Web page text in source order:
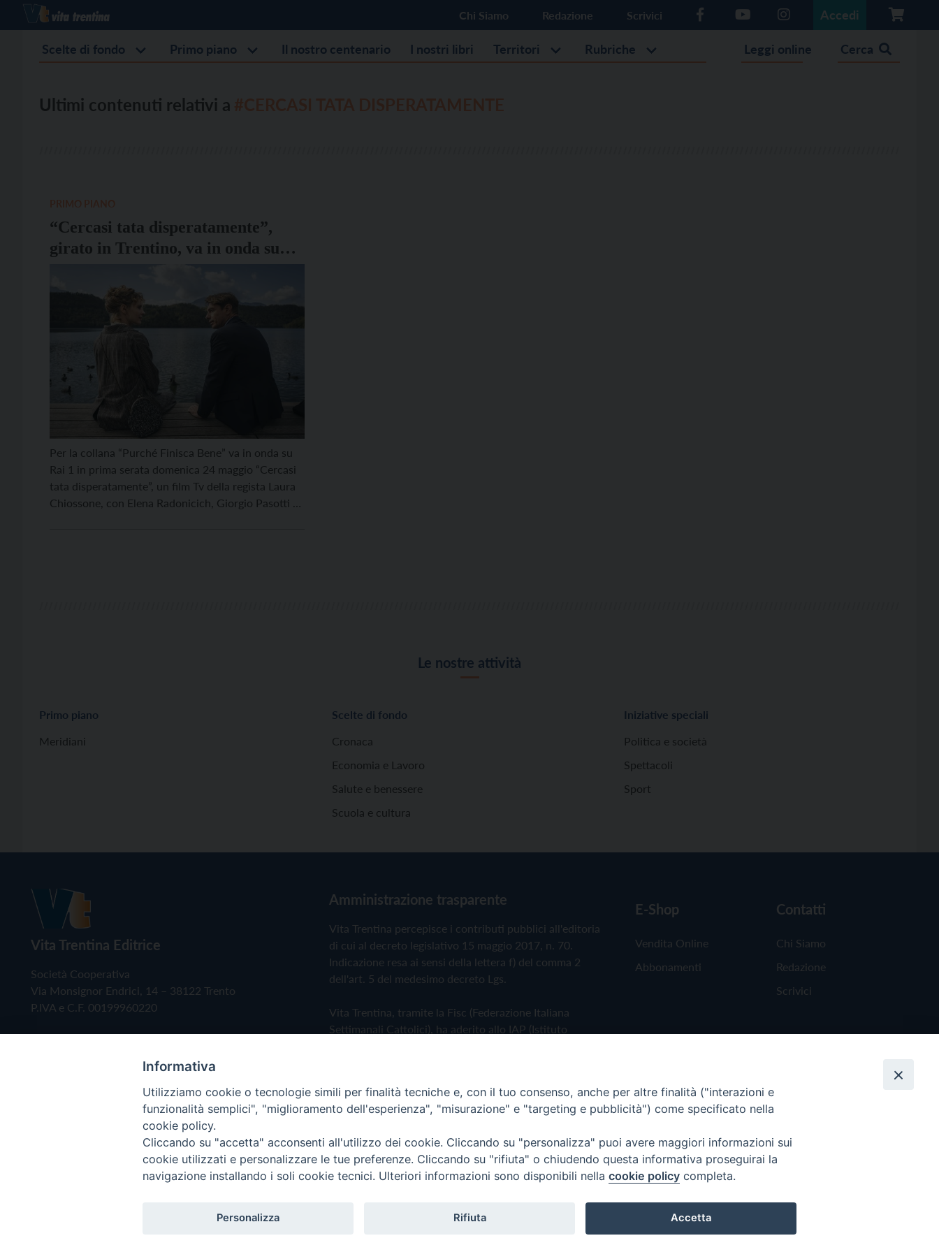
Chi Siamo Redazione Scrivici Accedi
Scelte di fondo Primo piano Il nostro centenario I nostri libri Territori Rubriche Leggi online Cerca
Ultimi contenuti relativi a
“Cercasi tata disperatamente”,
girato in Trentino, va in onda su
Per la collana “Purché Finisca Bene” va in onda su
Rai 1 in prima serata domenica 24 maggio “Cercasi
tata disperatamente”, un film Tv della regista Laura
Chiossone, con Elena Radonicich, Giorgio Pasotti e
Le nostre attività
Primo piano
Meridiani
Scelte di fondo
Cronaca
Economia e Lavoro
Salute e benessere
Scuola e cultura
Iniziative speciali
Politica e società
Spettacoli
Sport
Vita Trentina Editrice
Società Cooperativa
Via Monsignor Endrici, 14 – 38122 Trento
P.IVA e C.F. 00199960220
Amministrazione trasparente
Vita Trentina percepisce i contributi pubblici all'editoria
di cui al decreto legislativo 15 maggio 2017, n. 70.
Indicazione resa ai sensi della lettera f) del comma 2
dell'art. 5 del medesimo decreto Lgs.
Vita Trentina, tramite la Fisc (Federazione Italiana
Settimanali Cattolici), ha aderito allo IAP (Istituto
Privacy Policy Cookie Policy
E-Shop
Vendita Online
Abbonamenti
Contatti
Chi Siamo
Redazione
Scrivici
Copyright © 2019 - Tutti i diritti riservati - Vita Trentina Editrice
Informativa
Utilizziamo cookie o tecnologie simili per finalità tecniche e, con il tuo consenso, anche per altre finalità ("interazioni e
funzionalità semplici", "miglioramento dell'esperienza", "misurazione" e "targeting e pubblicità") come specificato nella
cookie policy.
Cliccando su "accetta" acconsenti all'utilizzo dei cookie. Cliccando su "personalizza" puoi avere maggiori informazioni sui
cookie utilizzati e personalizzare le tue preferenze. Cliccando su "rifiuta" o chiudendo questa informativa proseguirai la
navigazione installando i soli cookie tecnici. Ulteriori informazioni sono disponibili nella cookie policy completa.
Personalizza Rifiuta Accetta